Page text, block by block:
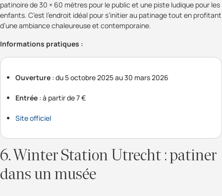
patinoire de 30 × 60 mètres pour le public et une piste ludique pour les
enfants. C’est l’endroit idéal pour s’initier au patinage tout en profitant
d’une ambiance chaleureuse et contemporaine.
Informations pratiques :
Ouverture : du 5 octobre 2025 au 30 mars 2026
Entrée : à partir de 7 €
Site officiel
6. Winter Station Utrecht : patiner
dans un musée